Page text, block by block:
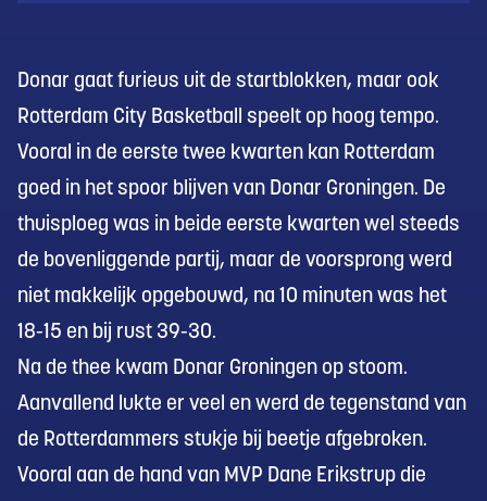
Donar gaat furieus uit de startblokken, maar ook
Rotterdam City Basketball speelt op hoog tempo.
Vooral in de eerste twee kwarten kan Rotterdam
goed in het spoor blijven van Donar Groningen. De
thuisploeg was in beide eerste kwarten wel steeds
de bovenliggende partij, maar de voorsprong werd
niet makkelijk opgebouwd, na 10 minuten was het
18-15 en bij rust 39-30.
Na de thee kwam Donar Groningen op stoom.
Aanvallend lukte er veel en werd de tegenstand van
de Rotterdammers stukje bij beetje afgebroken.
Vooral aan de hand van MVP Dane Erikstrup die